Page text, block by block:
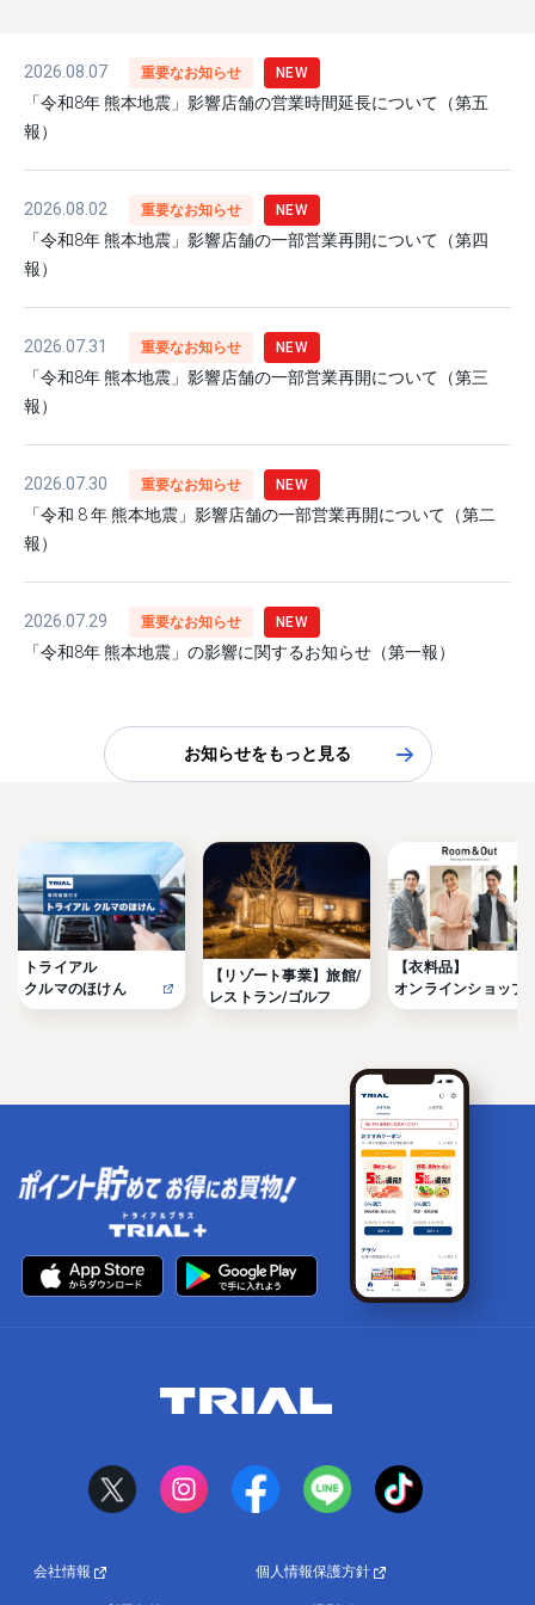
2026.08.07 重要なお知らせ NEW
「令和8年 熊本地震」影響店舗の営業時間延長について（第五
報）
2026.08.02 重要なお知らせ NEW
「令和8年 熊本地震」影響店舗の一部営業再開について（第四
報）
2026.07.31 重要なお知らせ NEW
「令和8年 熊本地震」影響店舗の一部営業再開について（第三
報）
2026.07.30 重要なお知らせ NEW
「令和 8 年 熊本地震」影響店舗の一部営業再開について（第二
報）
2026.07.29 重要なお知らせ NEW
「令和8年 熊本地震」の影響に関するお知らせ（第一報）
お知らせをもっと見る
トライアル
クルマのほけん
【リゾート事業】旅館/
レストラン/ゴルフ
【衣料品】
オンラインショップ
会社情報 個人情報保護方針